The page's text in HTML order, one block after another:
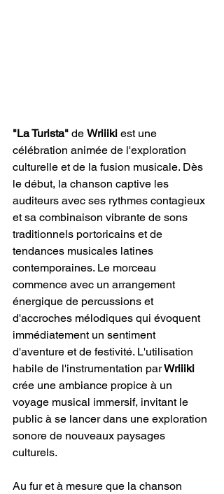
"La Turista" de Wriiiki est une
célébration animée de l'exploration
culturelle et de la fusion musicale. Dès
le début, la chanson captive les
auditeurs avec ses rythmes contagieux
et sa combinaison vibrante de sons
traditionnels portoricains et de
tendances musicales latines
contemporaines. Le morceau
commence avec un arrangement
énergique de percussions et
d'accroches mélodiques qui évoquent
immédiatement un sentiment
d'aventure et de festivité. L'utilisation
habile de l'instrumentation par Wriiiki
crée une ambiance propice à un
voyage musical immersif, invitant le
public à se lancer dans une exploration
sonore de nouveaux paysages
culturels.
Au fur et à mesure que la chanson